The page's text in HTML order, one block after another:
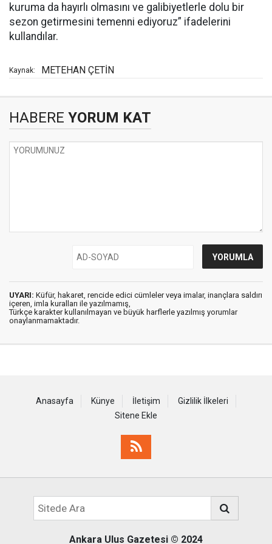
kuruma da hayırlı olmasını ve galibiyetlerle dolu bir
sezon getirmesini temenni ediyoruz” ifadelerini
kullandılar.
Kaynak: METEHAN ÇETİN
HABERE YORUM KAT
UYARI: Küfür, hakaret, rencide edici cümleler veya imalar, inançlara saldırı
içeren, imla kuralları ile yazılmamış,
Türkçe karakter kullanılmayan ve büyük harflerle yazılmış yorumlar
onaylanmamaktadır.
Anasayfa Künye İletişim
Gizlilik İlkeleri
Sitene Ekle
Ankara Ulus Gazetesi © 2024